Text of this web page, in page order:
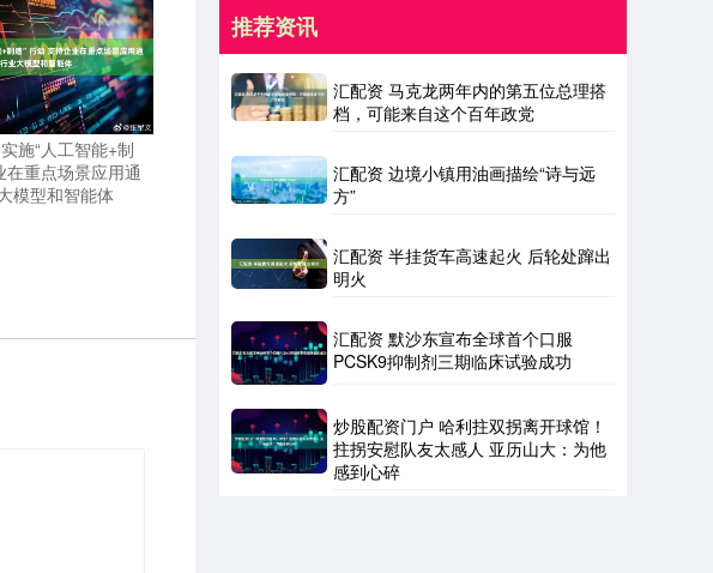
施“人工智能+制
在重点场景应用通
模型和智能体
推荐资讯
汇配资 马克龙两年内的第五位总理搭
档，可能来自这个百年政党
汇配资 边境小镇用油画描绘“诗与远
方”
汇配资 半挂货车高速起火 后轮处蹿出
明火
汇配资 默沙东宣布全球首个口服
PCSK9抑制剂三期临床试验成功
炒股配资门户 哈利拄双拐离开球馆！
拄拐安慰队友太感人 亚历山大：为他
感到心碎